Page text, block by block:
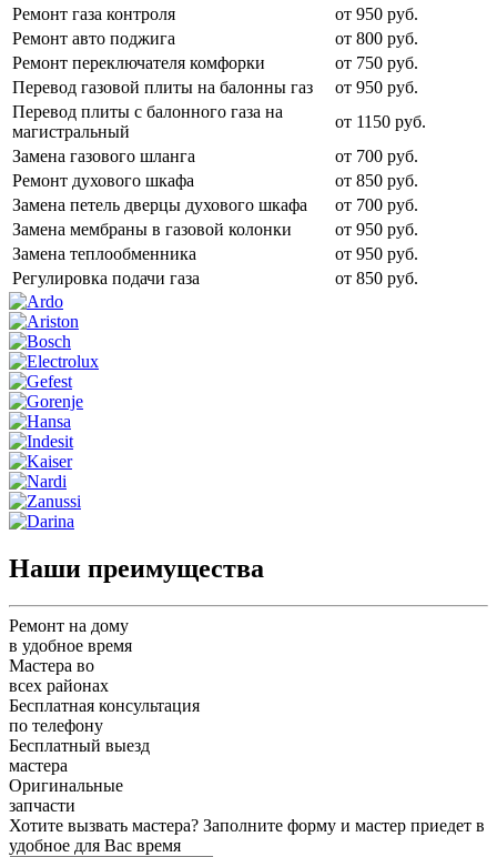
Ремонт газа контроля
от 950 руб.
Ремонт авто поджига
от 800 руб.
Ремонт переключателя комфорки
от 750 руб.
Перевод газовой плиты на балонны газ
от 950 руб.
Перевод плиты с балонного газа на
магистральный
от 1150 руб.
Замена газового шланга
от 700 руб.
Ремонт духового шкафа
от 850 руб.
Замена петель дверцы духового шкафа
от 700 руб.
Замена мембраны в газовой колонки
от 950 руб.
Замена теплообменника
от 950 руб.
Регулировка подачи газа
от 850 руб.
Наши преимущества
Ремонт на дому
в удобное время
Мастера во
всех районах
Бесплатная консультация
по телефону
Бесплатный выезд
мастера
Оригинальные
запчасти
Хотите вызвать мастера? Заполните форму и мастер приедет в
удобное для Вас время